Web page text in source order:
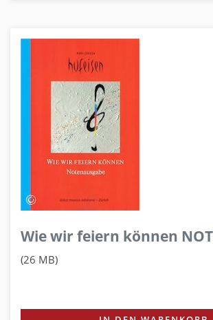
Wie wir feiern können
(26 MB)